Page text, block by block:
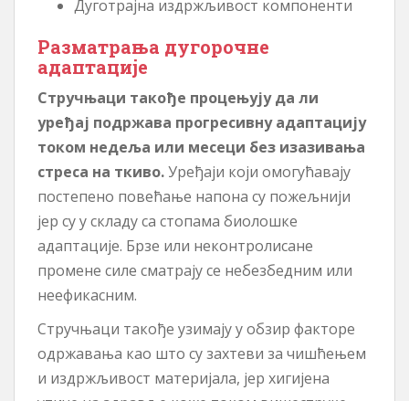
Дуготрајна издржљивост компоненти
Разматрања дугорочне
адаптације
Стручњаци такође процењују да ли
уређај подржава прогресивну адаптацију
током недеља или месеци без изазивања
стреса на ткиво.Уређаји који омогућавају
постепено повећање напона су пожељнији
јер су у складу са стопама биолошке
адаптације. Брзе или неконтролисане
промене силе сматрају се небезбедним или
неефикасним.
Стручњаци такође узимају у обзир факторе
одржавања као што су захтеви за чишћењем
и издржљивост материјала, јер хигијена